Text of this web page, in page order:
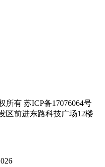
有 苏ICP备17076064号
区前进东路科技广场12楼